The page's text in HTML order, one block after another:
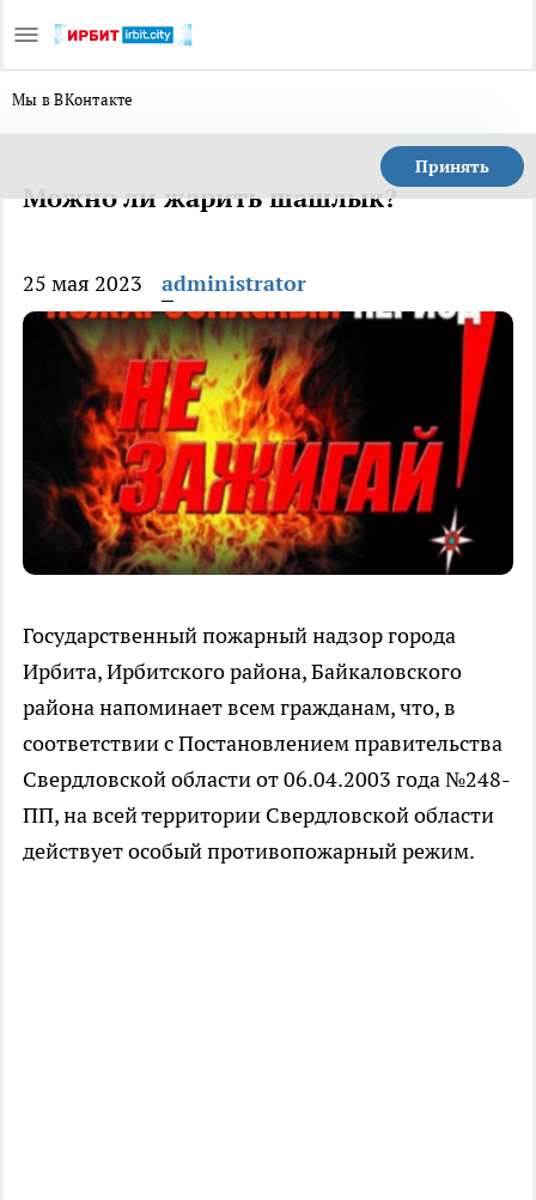
Мы в ВКонтакте
Принять
Можно ли жарить шашлык?
25 мая 2023 administrator
Государственный пожарный надзор города
Ирбита, Ирбитского района, Байкаловского
района напоминает всем гражданам, что, в
соответствии с Постановлением правительства
Свердловской области от 06.04.2003 года №248-
ПП, на всей территории Свердловской области
действует особый противопожарный режим.